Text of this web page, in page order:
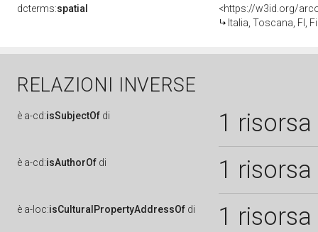
dcterms:spatial
<https://w3id.org/
Italia, Toscana, FI,
RELAZIONI INVERSE
è a-cd:isSubjectOf di 1 risorsa
è a-cd:isAuthorOf di 1 risorsa
è a-loc:isCulturalPropertyAddressOf di 1 risorsa